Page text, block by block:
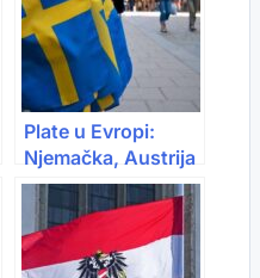
Plate u Evropi:
Njemačka, Austrija
ili Švedska – gdje
se najviše isplati ići